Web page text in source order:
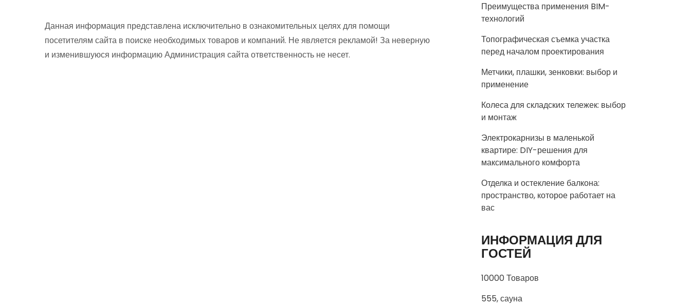
Данная информация представлена исключительно в ознакомительных целях для помощи
посетителям сайта в поиске необходимых товаров и компаний. Не является рекламой! За неверную
и изменившуюся информацию Администрация сайта ответственность не несет.
Преимущества применения BIM-
технологий
Топографическая съемка участка
перед началом проектирования
Метчики, плашки, зенковки: выбор и
применение
Колеса для складских тележек: выбор
и монтаж
Электрокарнизы в маленькой
квартире: DIY-решения для
максимального комфорта
Отделка и остекление балкона:
пространство, которое работает на
вас
ИНФОРМАЦИЯ ДЛЯ
ГОСТЕЙ
10000 Товаров
555, сауна